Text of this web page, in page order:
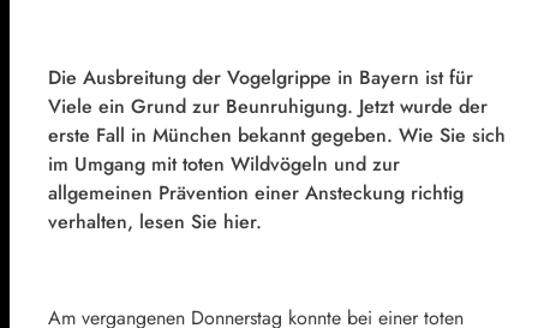
Die Ausbreitung der Vogelgrippe in Bayern ist für
Viele ein Grund zur Beunruhigung. Jetzt wurde der
erste Fall in München bekannt gegeben. Wie Sie sich
im Umgang mit toten Wildvögeln und zur
allgemeinen Prävention einer Ansteckung richtig
verhalten, lesen Sie hier.
Am vergangenen Donnerstag konnte bei einer toten